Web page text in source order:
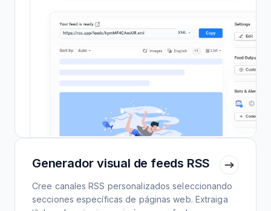
Generador visual de feeds RSS
Cree canales RSS personalizados seleccionando
secciones específicas de páginas web. Extraiga